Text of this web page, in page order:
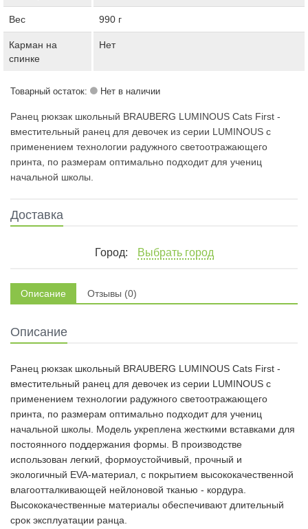
Вес 990 г
Карман на
спинке
Нет
Товарный остаток: Нет в наличии
Ранец рюкзак школьный BRAUBERG LUMINOUS Cats First -
вместительный ранец для девочек из серии LUMINOUS с
применением технологии радужного светоотражающего
принта, по размерам оптимально подходит для учениц
начальной школы.
Доставка
Город: Выбрать город
Описание Отзывы (0)
Описание
Ранец рюкзак школьный BRAUBERG LUMINOUS Cats First -
вместительный ранец для девочек из серии LUMINOUS с
применением технологии радужного светоотражающего
принта , по размерам оптимально подходит для учениц
начальной школы. Модель укреплена жесткими вставками для
постоянного поддержания формы. В производстве
использован легкий, формоустойчивый, прочный и
экологичный EVA-материал, с покрытием высококачественной
влагоотталкивающей нейлоновой тканью - кордура.
Высококачественные материалы обеспечивают длительный
срок эксплуатации ранца.